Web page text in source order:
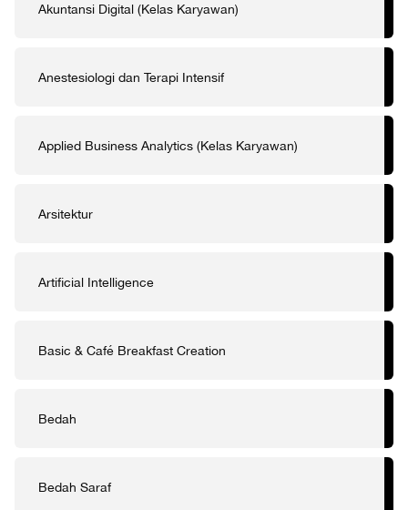
Akuntansi Digital (Kelas Karyawan)
Anestesiologi dan Terapi Intensif
Applied Business Analytics (Kelas Karyawan)
Arsitektur
Artificial Intelligence
Basic & Café Breakfast Creation
Bedah
Bedah Saraf